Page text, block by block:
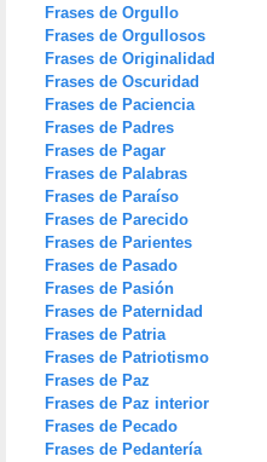
Frases de Orgullo
Frases de Orgullosos
Frases de Originalidad
Frases de Oscuridad
Frases de Paciencia
Frases de Padres
Frases de Pagar
Frases de Palabras
Frases de Paraíso
Frases de Parecido
Frases de Parientes
Frases de Pasado
Frases de Pasión
Frases de Paternidad
Frases de Patria
Frases de Patriotismo
Frases de Paz
Frases de Paz interior
Frases de Pecado
Frases de Pedantería